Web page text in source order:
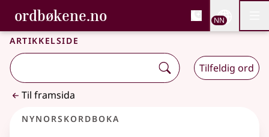
Gå til hovudinnhald
Tilgjenge
ordbøkene.no, Bokmålsordboka og
Bokmålsordboka og Nynorskordboka
NN
Artikkelside
Tilfeldig ord
Til framsida
Nynorskordboka